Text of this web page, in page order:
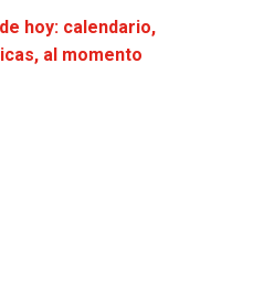
hoy: calendario,
al momento